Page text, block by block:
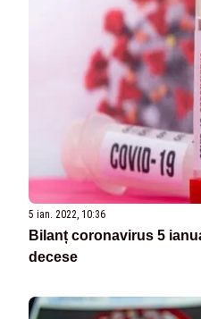
5 ian. 2022, 10:36
Bilanț coronavirus 5
decese